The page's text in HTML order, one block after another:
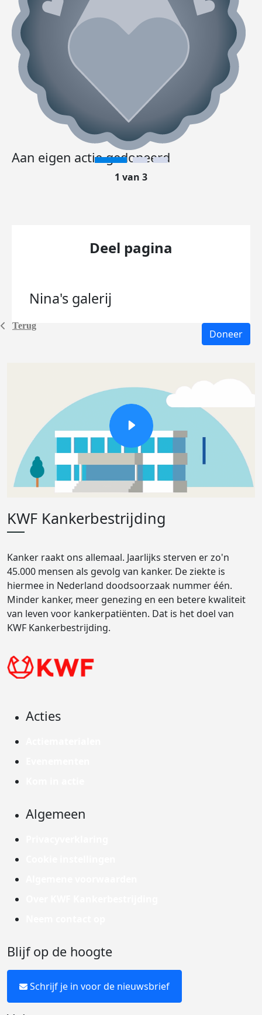
Terug
Aan eigen actie gedoneerd
1 van 3
Deel pagina
Nina's galerij
Doneer
KWF Kankerbestrijding
Kanker raakt ons allemaal. Jaarlijks sterven er zo'n
45.000 mensen als gevolg van kanker. De ziekte is
hiermee in Nederland doodsoorzaak nummer één.
Minder kanker, meer genezing en een betere kwaliteit
van leven voor kankerpatiënten. Dat is het doel van
KWF Kankerbestrijding.
Acties
Algemeen
Blijf op de hoogte
Schrijf je in voor de nieuwsbrief